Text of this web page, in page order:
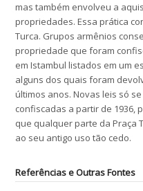
mas também envolveu a
propriedades. Essa prática
Turca. Grupos armênios
propriedade que foram
em Istambul listados em um
alguns dos quais foram
últimos anos. Novas leis só
confiscadas a partir de
que qualquer parte da Praça
ao seu antigo uso tão cedo.
Referências e Outras Fontes